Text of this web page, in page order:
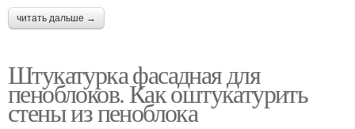
читать дальше →
Штукатурка фасадная для
пеноблоков. Как оштукатурить
стены из пеноблока